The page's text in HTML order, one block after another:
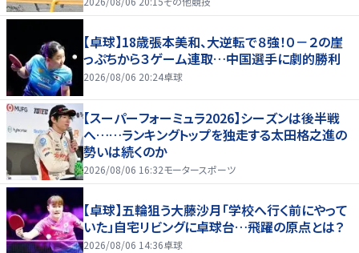
【卓球】18歳張本美和、大逆転で８強！０－２の崖
っぷちから３ゲーム連取…中国選手に劇的勝利
2026/08/06 20:24卓球
【スーパーフォーミュラ2026】シーズンは後半戦
へ……ランキングトップを独走する太田格之進の
勢いは続くのか
2026/08/06 16:32モータースポーツ
【卓球】五輪狙う大藤沙月「学校へ行く前にやって
いた」自宅リビングに卓球台…飛躍の原点とは？
2026/08/06 14:36卓球